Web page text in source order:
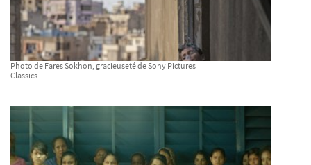
Photo de Fares Sokhon, gracieuseté de Sony Pictures
Classics